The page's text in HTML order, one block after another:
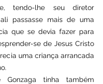
tendo-lhe seu diretor
passasse mais de uma
que se devia fazer para
se de Jesus Cristo
uma criança arrancada
tinha também